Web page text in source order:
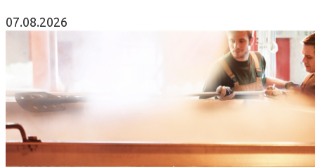
07.08.2026